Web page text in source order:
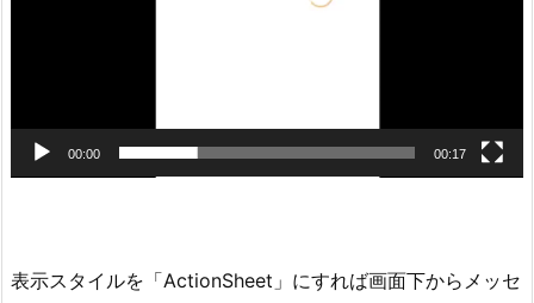
00:00 00:17
表示スタイルを「ActionSheet」にすれば画面下からメッセ